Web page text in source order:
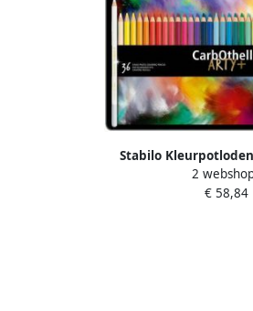
Stabilo
kalkpastel assorti
2
€ 58,84